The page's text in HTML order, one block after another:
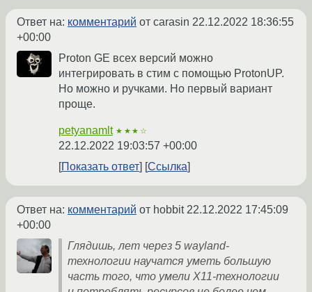
Ответ на: комментарий от carasin 22.12.2022 18:36:55
+00:00
Proton GE всех версий можно
интегрировать в стим с помощью ProtonUP.
Но можно и ручками. Но первый вариант
проще.
petyanamlt ★★★☆
22.12.2022 19:03:57 +00:00
Показать ответ
Ссылка
Ответ на: комментарий от hobbit 22.12.2022 17:45:09
+00:00
Глядишь, лет через 5 wayland-
технологии научатся уметь большую
часть того, что умели X11-технологии